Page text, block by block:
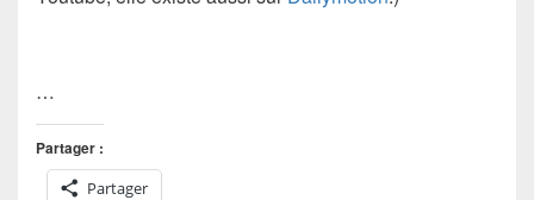
…
Partager :
Partager